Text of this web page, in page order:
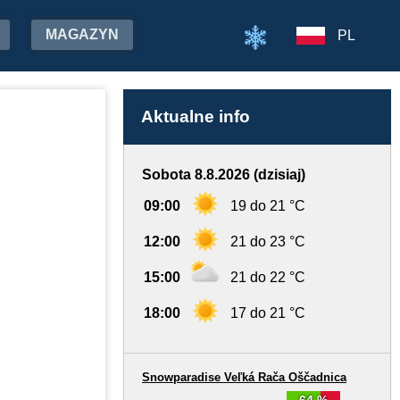
MAGAZYN PL
Aktualne info
Sobota 8.8.2026 (dzisiaj)
09:00 19 do 21 °C
12:00 21 do 23 °C
15:00 21 do 22 °C
18:00 17 do 21 °C
Snowparadise Veľká Rača Oščadnica